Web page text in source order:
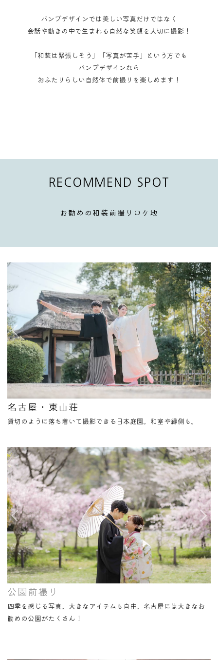
バンプデザインでは美しい写真だけではなく
会話や動きの中で生まれる自然な笑顔を大切に撮影！
「和装は緊張しそう」「写真が苦手」という方でも
バンプデザインなら
おふたりらしい自然体で前撮りを楽しめます！
RECOMMEND SPOT
お勧めの和装前撮りロケ地
名古屋・東山荘
貸切のように落ち着いて撮影できる日本庭園。和室や縁側も。
公園前撮り
四季を感じる写真。大きなアイテムも自由。名古屋には大きなお
勧めの公園がたくさん！